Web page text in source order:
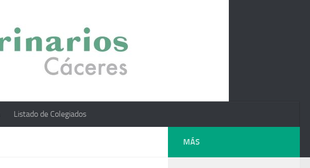
Listado de Colegiados
MÁS